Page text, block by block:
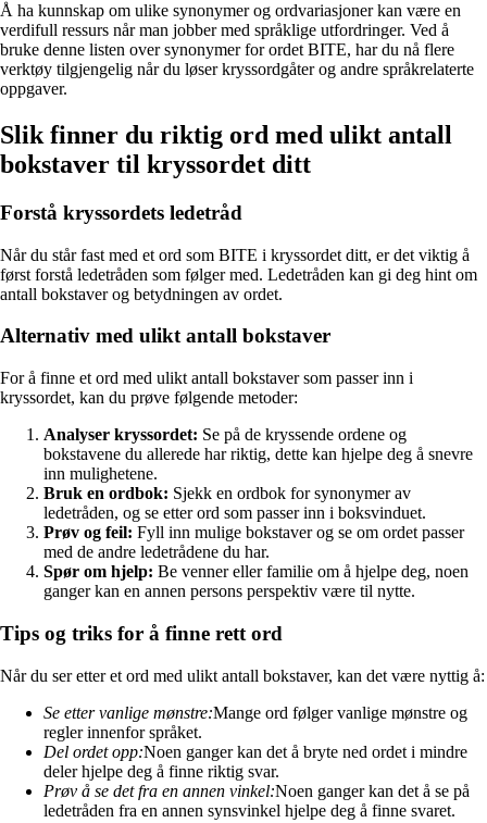
Å ha kunnskap om ulike synonymer og ordvariasjoner kan være en
verdifull ressurs når man jobber med språklige utfordringer. Ved å
bruke denne listen over synonymer for ordet BITE, har du nå flere
verktøy tilgjengelig når du løser kryssordgåter og andre språkrelaterte
oppgaver.
Slik finner du riktig ord med ulikt antall
bokstaver til kryssordet ditt
Forstå kryssordets ledetråd
Når du står fast med et ord som BITE i kryssordet ditt, er det viktig å
først forstå ledetråden som følger med. Ledetråden kan gi deg hint om
antall bokstaver og betydningen av ordet.
Alternativ med ulikt antall bokstaver
For å finne et ord med ulikt antall bokstaver som passer inn i
kryssordet, kan du prøve følgende metoder:
Analyser kryssordet: Se på de kryssende ordene og
bokstavene du allerede har riktig, dette kan hjelpe deg å snevre
inn mulighetene.
Bruk en ordbok: Sjekk en ordbok for synonymer av
ledetråden, og se etter ord som passer inn i boksvinduet.
Prøv og feil: Fyll inn mulige bokstaver og se om ordet passer
med de andre ledetrådene du har.
Spør om hjelp: Be venner eller familie om å hjelpe deg, noen
ganger kan en annen persons perspektiv være til nytte.
Tips og triks for å finne rett ord
Når du ser etter et ord med ulikt antall bokstaver, kan det være nyttig å:
Se etter vanlige mønstre:Mange ord følger vanlige mønstre og
regler innenfor språket.
Del ordet opp:Noen ganger kan det å bryte ned ordet i mindre
deler hjelpe deg å finne riktig svar.
Prøv å se det fra en annen vinkel:Noen ganger kan det å se på
ledetråden fra en annen synsvinkel hjelpe deg å finne svaret.